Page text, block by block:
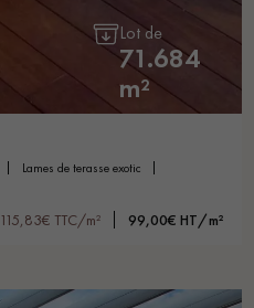
Lot de
71.684
m²
lames de terasse exotic
115,83€ TTC/m² 99,00€ HT/m²